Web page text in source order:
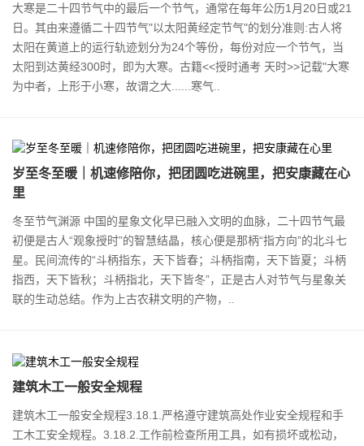
大寒是二十四节气中的最后一个节气，通常在每年公历1月20日或21
日。其由来遵循二十四节气"以太阳黄经定节气"的划分准则:古人将
太阳在黄道上的运行轨迹划分为24个等份，每份对应一个节气，当
太阳到达黄经300时，即为大寒。古籍<<授时通考 天时>>记载"大寒
为中者，上形于小寒，故谓之大......寒气..
岁至冬至暖｜机速修陪你，把团圆吃进碗里，把安康藏在心
里
冬至节气渊源 中国的星象文化早已融入文明的血脉，二十四节气最
初便是古人“观象授时”的智慧结晶，核心便是那柄“指方向”的北斗七
星。民间流传的“斗柄指东，天下皆春；斗柄指南，天下皆夏；斗柄
指西，天下皆秋；斗柄指北，天下皆冬”，正是古人对节气与星象关
联的生动总结。作为上古农耕文明的产物，..
建筑木工一般安全规程
建筑木工一般安全规程3.18.1.严格遵守建筑高处作业安全规程和手
工木工安全规程。3.18.2.工作前检查所用工具，如有损坏或松动，